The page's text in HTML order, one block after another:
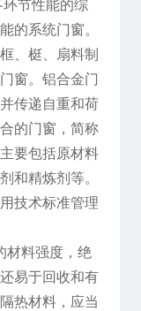
节性能的综
的系统门窗。
、梃、扇料制
窗。铝合金门
传递自重和荷
的门窗，简称
要包括原材料
和精炼剂等。
技术标准管理
材料强度，绝
易于回收和有
热材料，应当